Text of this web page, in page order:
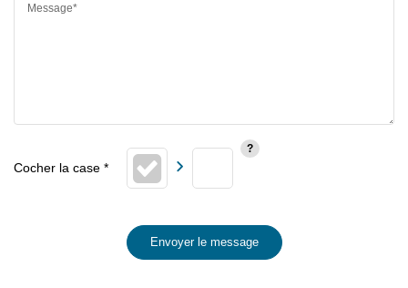
Message*
Envoyer le message